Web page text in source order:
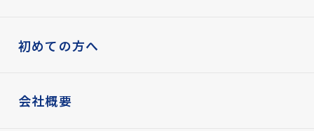
初めての方へ
会社概要